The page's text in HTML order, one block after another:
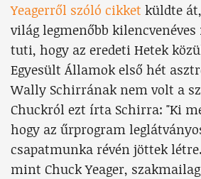
Yeagerről szóló cikket küldte
világ legmenőbb kilencvenéves
tuti, hogy az eredeti Hetek
Egyesült Államok első hét
Wally Schirrának nem volt a
Chuckról ezt írta Schirra: "Ki
hogy az űrprogram
csapatmunka révén jöttek
mint Chuck Yeager,